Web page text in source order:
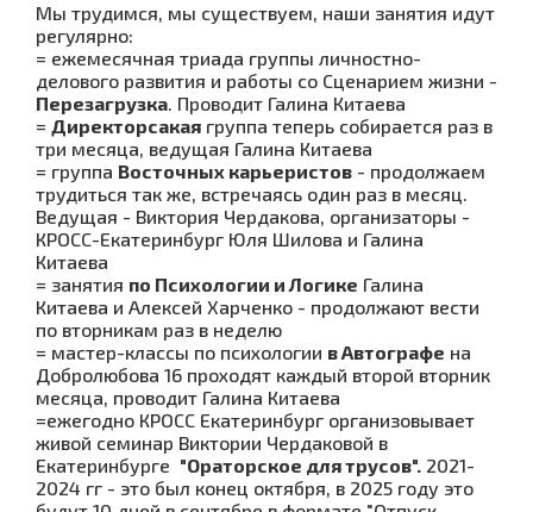
Мы трудимся, мы существуем, наши занятия идут
регулярно:
= ежемесячная триада группы личностно-
делового развития и работы со Сценарием жизни -
Перезагрузка. Проводит Галина Китаева
= Директорсакая группа теперь собирается раз в
три месяца, ведущая Галина Китаева
= группа Восточных карьеристов - продолжаем
трудиться так же, встречаясь один раз в месяц.
Ведущая - Виктория Чердакова, организаторы -
КРОСС-Екатеринбург Юля Шилова и Галина
Китаева
= занятия по Психологии и Логике Галина
Китаева и Алексей Харченко - продолжают вести
по вторникам раз в неделю
= мастер-классы по психологии в Автографе на
Добролюбова 16 проходят каждый второй вторник
месяца, проводит Галина Китаева
=ежегодно КРОСС Екатеринбург организовывает
живой семинар Виктории Чердаковой в
Екатеринбурге "Ораторское для трусов". 2021-
2024 гг - это был конец октября, в 2025 году это